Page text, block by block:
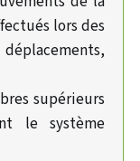
lors des
supérieurs
le système